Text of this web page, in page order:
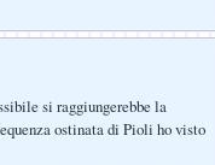
si raggiungerebbe la
ostinata di Pioli ho visto